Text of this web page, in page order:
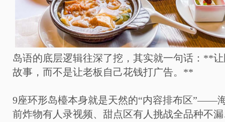
岛语的底层逻辑往深了挖，其实就一句话：**
故事，而不是让老板自己花钱打广告。**
9座环形岛檯本身就是天然的“内容排布区”——
前炸物有人录视频、甜点区有人挑战全品种不